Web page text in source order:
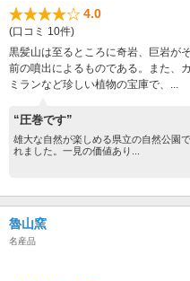
4.0
(口コミ 10件)
黒髪山は至るところに奇岩、巨岩が
前の噴出によるものである。また、
ミランなど珍しい植物の宝庫で、...
“圧巻です”
雄大な自然が楽しめる県立の自然公園
れました。一見の価値あり...
魯山窯
名産品